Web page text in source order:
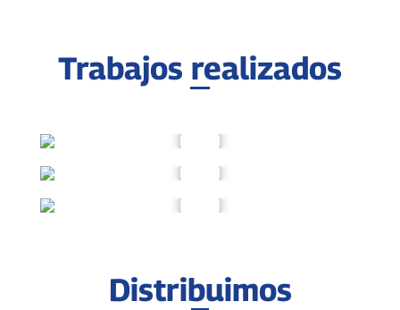
Trabajos realizados
Distribuimos